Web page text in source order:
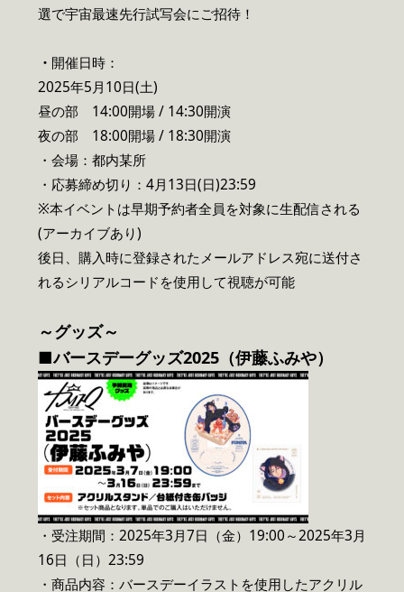
選で宇宙最速先行試写会にご招待！
・ 開催日時：
2025年5月10日(土)
昼の部 14:00開場 / 14:30開演
夜の部 18:00開場 / 18:30開演
・会場：都内某所
・応募締め切り：4月13日(日)23:59
※本イベントは早期予約者全員を対象に生配信される
(アーカイブあり)
後日、購入時に登録されたメールアドレス宛に送付さ
れるシリアルコードを使用して視聴が可能
～グッズ～
■バースデーグッズ2025（伊藤ふみや）
・受注期間：2025年3月7日（金）19:00～2025年3月
16日（日）23:59
・商品内容：バースデーイラストを使用したアクリル